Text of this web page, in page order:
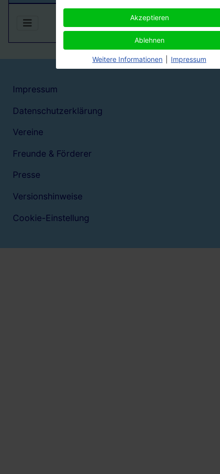
Impressum
Datenschutzerklärung
Vereine
Freunde & Förderer
Presse
Versionshinweise
Cookie-Einstellung
Akzeptieren
Ablehnen
Weitere Informationen Impressum